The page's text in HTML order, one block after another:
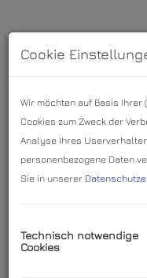
Cookie
Wir möchten auf Basis
Cookies zum Zweck der
Analyse Ihres
personenbezogene Daten
Sie in unserer
Technisch notwendige
Cookies